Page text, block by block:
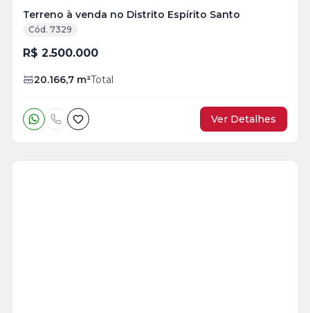
Terreno à venda no Distrito Espírito Santo
Cód. 7329
R$ 2.500.000
20.166,7 m²Total
Ver Detalhes